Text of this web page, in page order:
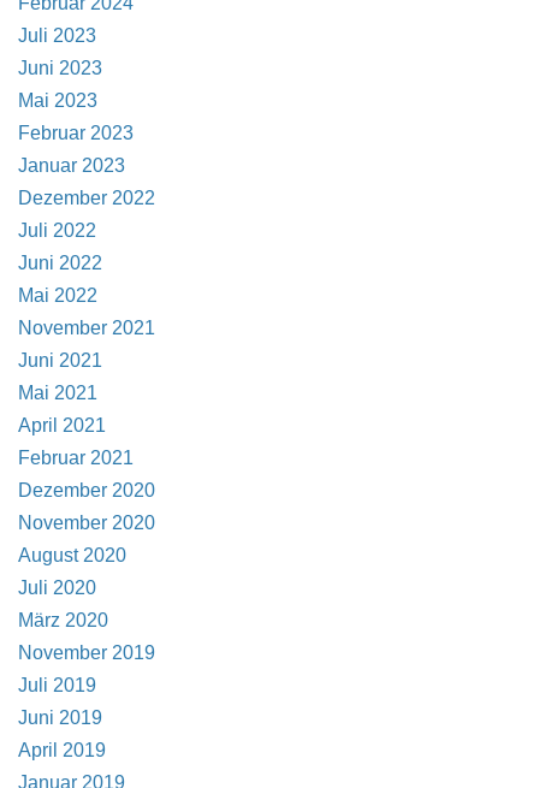
Juli 2023
Juni 2023
Mai 2023
Februar 2023
Januar 2023
Dezember 2022
Juli 2022
Juni 2022
Mai 2022
November 2021
Juni 2021
Mai 2021
April 2021
Februar 2021
Dezember 2020
November 2020
August 2020
Juli 2020
März 2020
November 2019
Juli 2019
Juni 2019
April 2019
Januar 2019